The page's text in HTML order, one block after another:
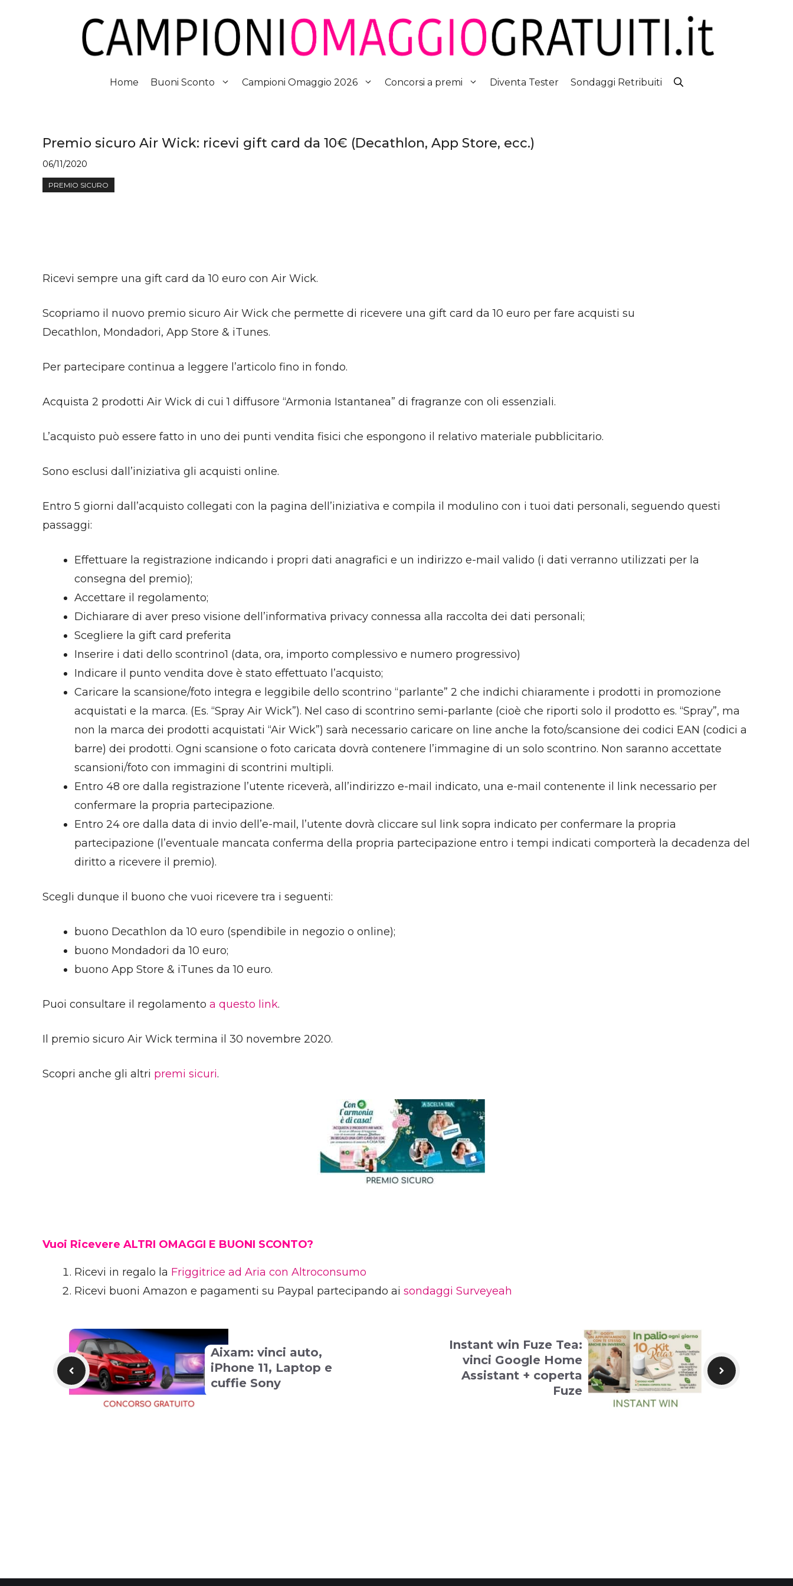
Home Buoni Sconto Campioni Omaggio 2026 Concorsi a premi Diventa Tester Sondaggi Retribuiti
Premio sicuro Air Wick: ricevi gift card da 10€ (Decathlon, App Store, ecc.)
06/11/2020
PREMIO SICURO
Ricevi sempre una gift card da 10 euro con Air Wick.
Scopriamo il nuovo premio sicuro Air Wick che permette di ricevere una gift card da 10 euro per fare acquisti su
Decathlon, Mondadori, App Store & iTunes.
Per partecipare continua a leggere l’articolo fino in fondo.
Acquista 2 prodotti Air Wick di cui 1 diffusore “Armonia Istantanea” di fragranze con oli essenziali.
L’acquisto può essere fatto in uno dei punti vendita fisici che espongono il relativo materiale pubblicitario.
Sono esclusi dall’iniziativa gli acquisti online.
Entro 5 giorni dall’acquisto collegati con la pagina dell’iniziativa e compila il modulino con i tuoi dati personali, seguendo questi
passaggi:
Effettuare la registrazione indicando i propri dati anagrafici e un indirizzo e-mail valido (i dati verranno utilizzati per la
consegna del premio);
Accettare il regolamento;
Dichiarare di aver preso visione dell’informativa privacy connessa alla raccolta dei dati personali;
Scegliere la gift card preferita
Inserire i dati dello scontrino1 (data, ora, importo complessivo e numero progressivo)
Indicare il punto vendita dove è stato effettuato l’acquisto;
Caricare la scansione/foto integra e leggibile dello scontrino “parlante” 2 che indichi chiaramente i prodotti in promozione
acquistati e la marca. (Es. “Spray Air Wick”). Nel caso di scontrino semi-parlante (cioè che riporti solo il prodotto es. “Spray”, ma
non la marca dei prodotti acquistati “Air Wick”) sarà necessario caricare on line anche la foto/scansione dei codici EAN (codici a
barre) dei prodotti. Ogni scansione o foto caricata dovrà contenere l’immagine di un solo scontrino. Non saranno accettate
scansioni/foto con immagini di scontrini multipli.
Entro 48 ore dalla registrazione l’utente riceverà, all’indirizzo e-mail indicato, una e-mail contenente il link necessario per
confermare la propria partecipazione.
Entro 24 ore dalla data di invio dell’e-mail, l’utente dovrà cliccare sul link sopra indicato per confermare la propria
partecipazione (l’eventuale mancata conferma della propria partecipazione entro i tempi indicati comporterà la decadenza del
diritto a ricevere il premio).
Scegli dunque il buono che vuoi ricevere tra i seguenti:
buono Decathlon da 10 euro (spendibile in negozio o online);
buono Mondadori da 10 euro;
buono App Store & iTunes da 10 euro.
Puoi consultare il regolamento a questo link.
Il premio sicuro Air Wick termina il 30 novembre 2020.
Scopri anche gli altri premi sicuri.
Vuoi Ricevere ALTRI OMAGGI E BUONI SCONTO?
Ricevi in regalo la Friggitrice ad Aria con Altroconsumo
Ricevi buoni Amazon e pagamenti su Paypal partecipando ai sondaggi Surveyeah
Aixam: vinci auto,
iPhone 11, Laptop e
cuffie Sony
Instant win Fuze Tea:
vinci Google Home
Assistant + coperta
Fuze